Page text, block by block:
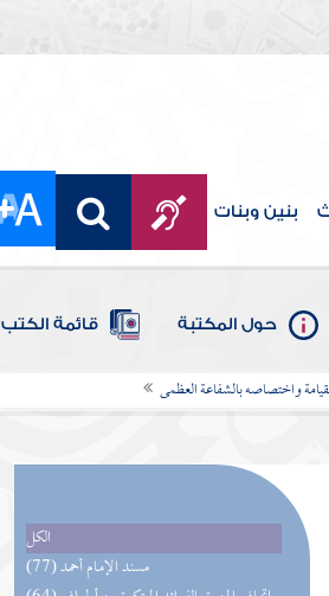
بنين وبنات
حول المكتبة قائمة الكتب
واختصاصه بالشفاعة العظمى
الكل
(77) مسند الإمام أحمد